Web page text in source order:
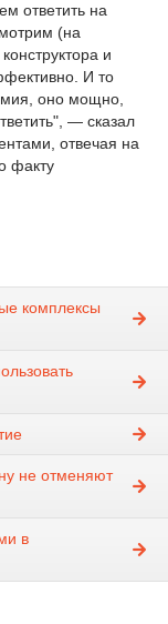
ответить на
(на
и
И то
оно мощно,
— сказал
отвечая на
факту
комплексы
не отменяют
в